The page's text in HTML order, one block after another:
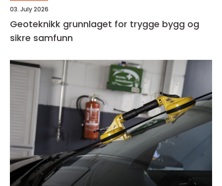
03. July 2026
Geoteknikk grunnlaget for trygge bygg og
sikre samfunn